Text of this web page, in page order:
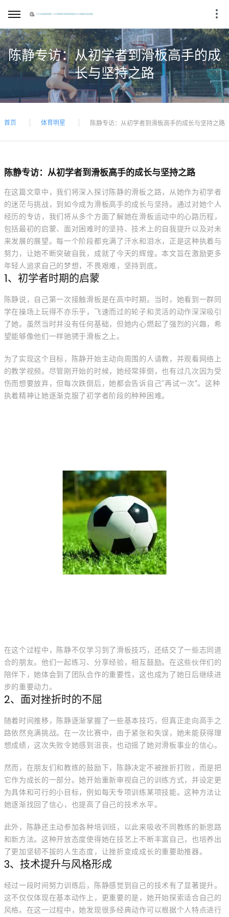
陈静专访：从初学者到滑板高手的成
长与坚持之路
首页 体育明星 陈静专访：从初学者到滑板高手的成长与坚持之路
陈静专访：从初学者到滑板高手的成长与坚持之路
在这篇文章中，我们将深入探讨陈静的滑板之路，从她作为初学者
的迷茫与挑战，到如今成为滑板高手的成长与坚持。通过对她个人
经历的专访，我们将从多个方面了解她在滑板运动中的心路历程，
包括最初的启蒙、面对困难时的坚持、技术上的自我提升以及对未
来发展的展望。每一个阶段都充满了汗水和泪水，正是这种执着与
努力，让她不断突破自我，成就了今天的辉煌。本文旨在激励更多
年轻人追求自己的梦想，不畏艰难，坚持到底。
1、初学者时期的启蒙
陈静说，自己第一次接触滑板是在高中时期。当时，她看到一群同
学在操场上玩得不亦乐乎，飞速而过的轮子和灵活的动作深深吸引
了她。虽然当时并没有任何基础，但她内心燃起了强烈的兴趣，希
望能够像他们一样驰骋于滑板之上。
为了实现这个目标，陈静开始主动向周围的人请教，并观看网络上
的教学视频。尽管刚开始的时候，她经常摔倒，也有过几次因为受
伤而想要放弃，但每次跌倒后，她都会告诉自己“再试一次”。这种
执着精神让她逐渐克服了初学者阶段的种种困难。
在这个过程中，陈静不仅学习到了滑板技巧，还结交了一些志同道
合的朋友。他们一起练习、分享经验，相互鼓励。在这些伙伴们的
陪伴下，她体会到了团队合作的重要性，这也成为了她日后继续进
步的重要动力。
2、面对挫折时的不屈
随着时间推移，陈静逐渐掌握了一些基本技巧，但真正走向高手之
路依然充满挑战。在一次比赛中，由于紧张和失误，她未能获得理
想成绩，这次失败令她感到沮丧，也动摇了她对滑板事业的信心。
然而，在朋友们和教练的鼓励下，陈静决定不被挫折打败，而是把
它作为成长的一部分。她开始重新审视自己的训练方式，并设定更
为具体和可行的小目标，例如每天专项训练某项技能。这种方法让
她逐渐找回了信心，也提高了自己的技术水平。
此外，陈静还主动参加各种培训班，以此来吸收不同教练的新思路
和新方法。这种开放态度使得她在技艺上不断丰富自己，也培养出
了更加坚韧不拔的人生态度，让挫折变成成长的重要助推器。
3、技术提升与风格形成
经过一段时间努力训练后，陈静感觉到自己的技术有了显著提升。
这不仅仅体现在基本动作上，更重要的是，她开始探索适合自己的
风格。在这一过程中，她发现很多经典动作可以根据个人特点进行